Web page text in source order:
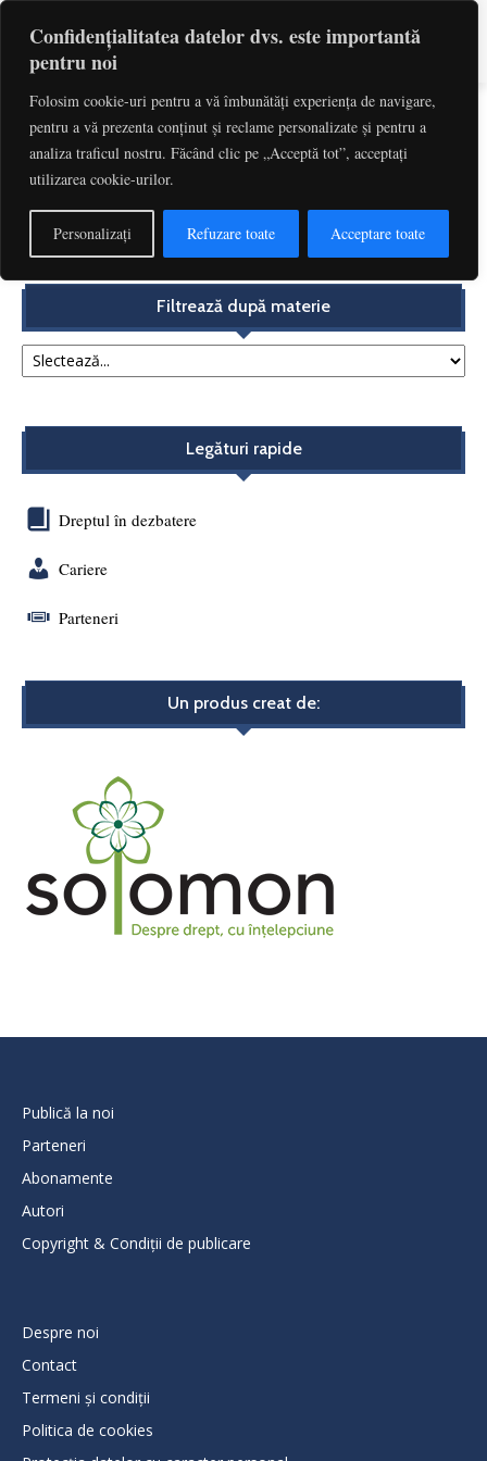
Confidențialitatea datelor dvs. este importantă
pentru noi
Folosim cookie-uri pentru a vă îmbunătăți experiența de navigare,
pentru a vă prezenta conținut și reclame personalizate și pentru a
analiza traficul nostru. Făcând clic pe „Acceptă tot”, acceptați
utilizarea cookie-urilor.
Personalizați Refuzare toate Acceptare toate
Etichetă: OUG 80/2013
Taxele judiciare de timbru – aspecte reflectate în
jurisprudența Curții Constituționale | Ionița Cochințu
Redactia - noiembrie 13, 2017
Filtrează după materie
Legături rapide
Dreptul în dezbatere
Cariere
Parteneri
Un produs creat de:
Publică la noi
Parteneri
Abonamente
Autori
Copyright & Condiții de publicare
Despre noi
Contact
Termeni și condiții
Politica de cookies